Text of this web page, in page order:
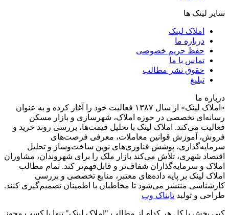
سایر لینک ها
املاک لینک
درباره ما
حفظ حریم خصوصی
تماس با ما
حقوق نشر مطالب
تبلیغ
درباره ما
«املاک لینک» از سال ۱۳۸۷ فعالیت خود را آغاز کرده و به عنوان
رسانه‌ای تخصصی در حوزه املاک، شهرسازی و بازار مسکن
فعالیت می‌کند. املاک لینک با تحلیل قیمت‌ها، بررسی روند خرید و
فروش، آموزش قوانین معاملات، معرفی فرصت‌های
سرمایه‌گذاری، پوشش فناوری‌های نوین ساخت‌وساز و تحلیل
اقتصاد شهری، تلاش می‌کند بازار ملک را برای شهروندان، مشاوران
املاک و سرمایه‌گذاران شفاف‌تر و قابل‌فهم‌تر کند. تمام مطالب
املاک لینک بر پایه داده‌های معتبر، منابع تخصصی و بررسی
کارشناسی منتشر می‌شود تا مخاطبان با اطمینان تصمیم‌گیری کنند.
طراحی و تولید تابناک وب
کپی بخش یا کل هر کدام از مطالب "املاک لینک" تنها با کسب مجوز